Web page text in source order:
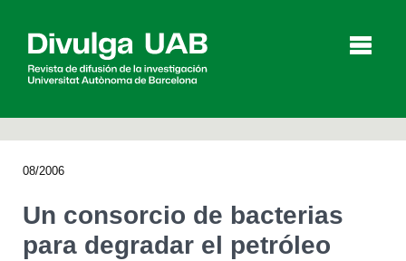
08/2006
Un consorcio de bacterias
para degradar el petróleo